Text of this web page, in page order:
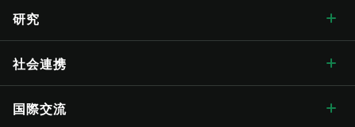
入学式学長式辞
大学概要・理念 トップ
信州大学の方針・取組
教育学部
経法学部
附属図書館
医学部附属病院
教育学部附属志賀自然教育研究施設
教育 トップ
教育ハイライト
教育に関する目標と方針
研究
研究 トップ
研究ハイライト
社会連携
社会連携 トップ
国際交流